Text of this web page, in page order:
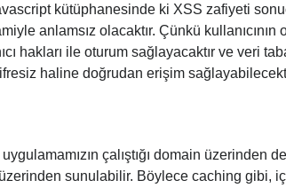
kütüphanesinde ki XSS zafiyeti
anlamsız olacaktır. Çünkü
hakları ile oturum sağlayacaktır ve veri
haline doğrudan erişim
çalıştığı domain üzerinden
sunulabilir. Böylece caching gibi,